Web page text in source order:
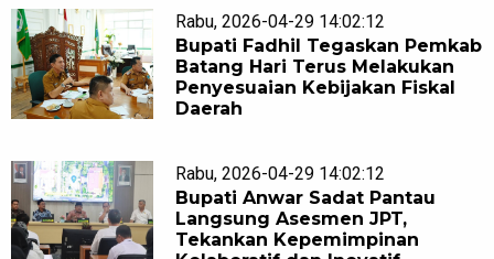
Rabu, 2026-04-29 14:02:12
Bupati Fadhil Tegaskan Pemkab
Batang Hari Terus Melakukan
Penyesuaian Kebijakan Fiskal
Daerah
Rabu, 2026-04-29 14:02:12
Bupati Anwar Sadat Pantau
Langsung Asesmen JPT,
Tekankan Kepemimpinan